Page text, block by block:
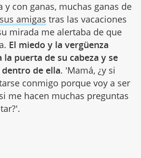
y con ganas, muchas ganas de
amigas tras las vacaciones
mirada me alertaba de que
El miedo y la vergüenza
la puerta de su cabeza y se
de ella. 'Mamá, ¿y si
conmigo porque voy a ser
me hacen muchas preguntas